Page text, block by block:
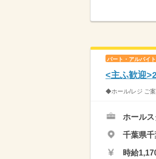
パート・アルバイト
<主ふ歓迎
◆ホール/レジ ご案
ホール
千葉県千
時給